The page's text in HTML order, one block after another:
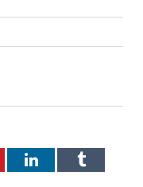
LinkedInTumblr